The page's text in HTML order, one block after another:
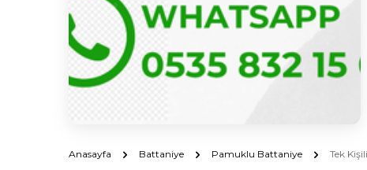
Anasayfa Battaniye Pamuklu Battaniye Tek